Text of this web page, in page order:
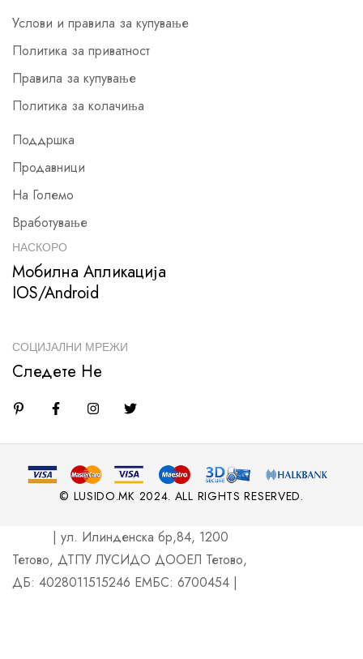
Услови и правила за купување
Политика за приватност
Правила за купување
Политика за колачиња
Поддршка
Продавници
На Големо
Вработување
НАСКОРО
Мобилна Апликација
IOS/Android
СОЦИЈАЛНИ МРЕЖИ
Следете Не
© LUSIDO.MK 2024. ALL RIGHTS RESERVED.
| ул. Илинденска бр,84, 1200
Тетово, ДТПУ ЛУСИДО ДООЕЛ Тетово,
ДБ: 4028011515246 ЕМБС: 6700454 |